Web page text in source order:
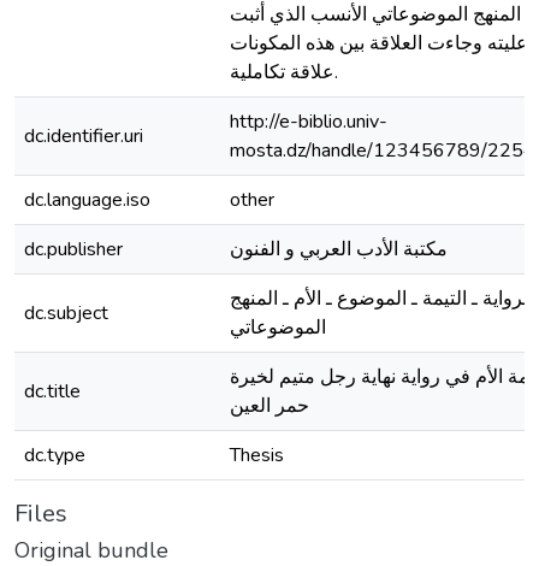
المنهج الموضوعاتي الأنسب الذي أثبت
وجاءت العلاقة بين هذه المكونات
علاقة تكاملية.
dc.identifier.uri
http://e-biblio.univ-
mosta.dz/handle/123456789/
dc.language.iso
other
dc.publisher
مكتبة الأدب العربي و الفنون
dc.subject
الرواية ـ التيمة ـ الموضوع ـ الأم ـ المنهج
الموضوعاتي
dc.title
تيمة الأم في رواية نهاية رجل متيم لخيرة
حمر العين
dc.type
Thesis
Files
Original bundle